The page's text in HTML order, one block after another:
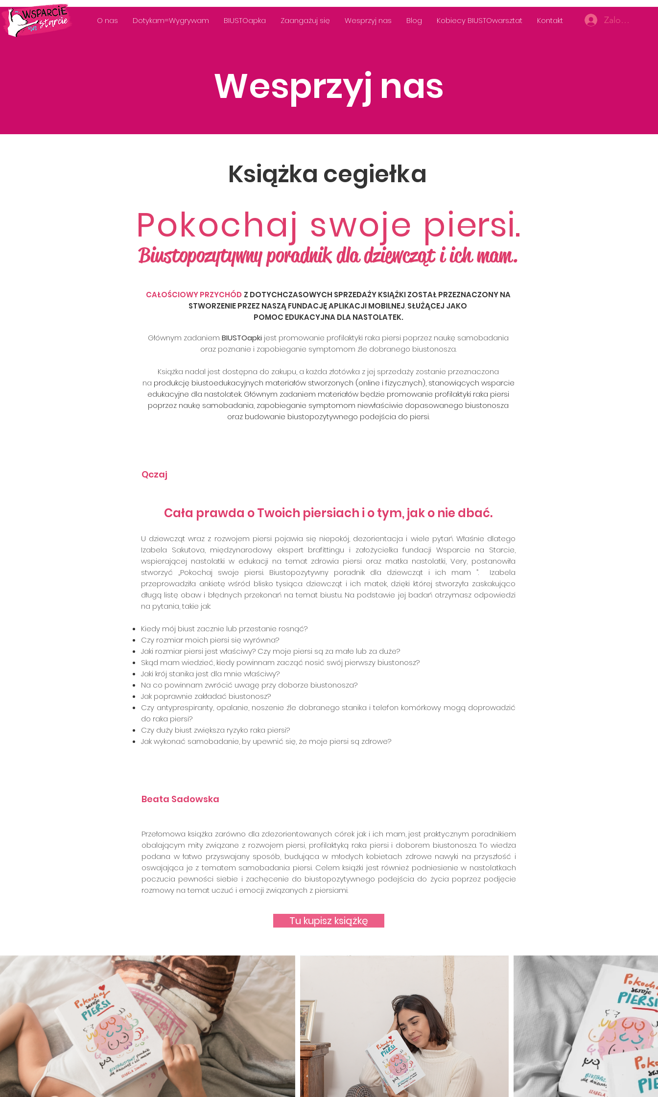
O nas Dotykam=Wygrywam BIUSTOapka Zaangażuj się Wesprzyj nas Blog Kobiecy BIUSTOwarsztat Kontakt Zaloguj się
Wesprzyj nas
Książka cegiełka
Pokochaj swoje piersi.
Biustopozytywny poradnik dla dziewcząt i ich mam.
CAŁOŚCIOWY PRZYCHÓD Z DOTYCHCZASOWYCH SPRZEDAŻY KSIĄŻKI ZOSTAŁ PRZEZNACZONY NA
STWORZENIEPRZEZ NASZĄ FUNDACJĘAPLIKACJI MOBILNEJ, SŁUŻĄCEJ JAKO
POMOC EDUKACYJNA DLA NASTOLATEK.
Głównym zadaniem BIUSTOapki jest promowanie profilaktyki raka piersi poprzez naukę samobadania
oraz poznanie i zapobieganie symptomom źle dobranego biustonosza.
Książka nadal jest dostępna do zakupu, a każda złotówka z jej sprzedaży zostanie przeznaczona
na produkcję biustoedukacyjnych materiałów stworzonych (online i fizycznych), stanowiących wsparcie
edukacyjne dla nastolatek. Głównym zadaniem materiałów będzie promowanie profilaktyki raka piersi
poprzez naukę samobadania, zapobieganie symptomom niewłaściwie dopasowanego biustonosza
oraz budowanie biustopozytywnego podejścia do piersi.
Qczaj
Cała prawda o Twoich piersiach i o tym, jak o nie dbać.
U dziewcząt wraz z rozwojem piersi pojawia się niepokój, dezorientacja i wiele pytań. Właśnie dlatego
Izabela Sakutova, międzynarodowy ekspert brafittingu i założycielka fundacji Wsparcie na Starcie,
wspierającej nastolatki w edukacji na temat zdrowia piersi oraz matka nastolatki, Very, postanowiła
stworzyć „Pokochaj swoje piersi. Biustopozytywny poradnik dla dziewcząt i ich mam ”. Izabela
przeprowadziła ankietę wśród blisko tysiąca dziewcząt i ich matek, dzięki której stworzyła zaskakująco
długą listę obaw i błędnych przekonań na temat biustu. Na podstawie jej badań otrzymasz odpowiedzi
na pytania, takie jak:
Kiedy mój biust zacznie lub przestanie rosnąć?
Czy rozmiar moich piersi się wyrówna?
Jaki rozmiar piersi jest właściwy? Czy moje piersi są za małe lub za duże?
Skąd mam wiedzieć, kiedy powinnam zacząć nosić swój pierwszy biustonosz?
Jaki krój stanika jest dla mnie właściwy?
Na co powinnam zwrócić uwagę przy doborze biustonosza?
Jak poprawnie zakładać biustonosz?
Czy antyprespiranty, opalanie, noszenie źle dobranego stanika i telefon komórkowy mogą doprowadzić
do raka piersi?
Czy duży biust zwiększa ryzyko raka piersi?
Jak wykonać samobadanie, by upewnić się, że moje piersi są zdrowe?
Beata Sadowska
Przełomowa książka zarówno dla zdezorientowanych córek jak i ich mam, jest praktycznym poradnikiem
obalającym mity związane z rozwojem piersi, profilaktyką raka piersi i doborem biustonosza. To wiedza
podana w łatwo przyswajany sposób, budująca w młodych kobietach zdrowe nawyki na przyszłość i
oswajająca je z tematem samobadania piersi. Celem książki jest również podniesienie w nastolatkach
poczucia pewności siebie i zachęcenie do biustopozytywnego podejścia do życia poprzez podjęcie
rozmowy na temat uczuć i emocji związanych z piersiami.
Tu kupisz książkę